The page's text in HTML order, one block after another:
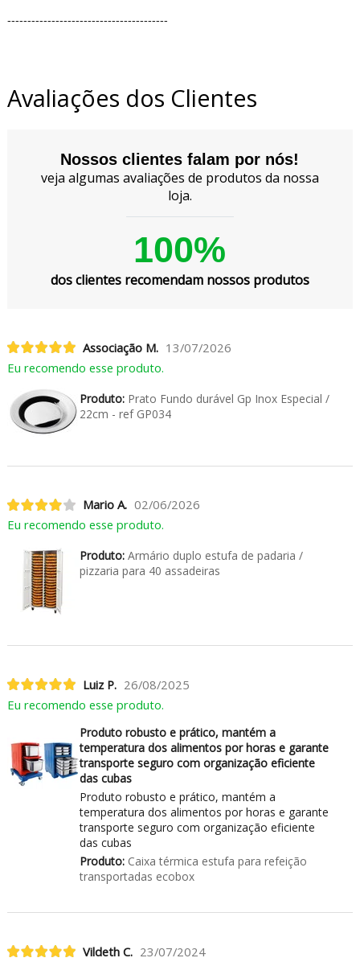
----------------------------------------
Avaliações dos Clientes
Nossos clientes falam por nós!
veja algumas avaliações de produtos da nossa
loja.
100%
dos clientes recomendam nossos produtos
Associação M. 13/07/2026
Eu recomendo esse produto.
Produto:Prato Fundo durável Gp Inox Especial /
22cm - ref GP034
Mario A. 02/06/2026
Eu recomendo esse produto.
Produto:Armário duplo estufa de padaria /
pizzaria para 40 assadeiras
Luiz P. 26/08/2025
Eu recomendo esse produto.
Produto robusto e prático, mantém a
temperatura dos alimentos por horas e garante
transporte seguro com organização eficiente
das cubas
Produto robusto e prático, mantém a
temperatura dos alimentos por horas e garante
transporte seguro com organização eficiente
das cubas
Produto:Caixa térmica estufa para refeição
transportadas ecobox
Vildeth C. 23/07/2024